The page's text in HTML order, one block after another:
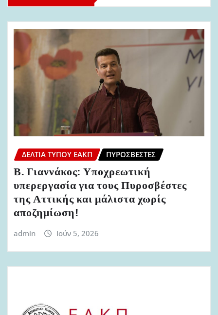
ΔΕΛΤΊΑ ΤΎΠΟΥ ΕΑΚΠ ΠΥΡΟΣΒΈΣΤΕΣ
Β. Γιαννάκος: Υποχρεωτική
υπερεργασία για τους Πυροσβέστες
της Αττικής και μάλιστα χωρίς
αποζημίωση!
admin Ιούν 5, 2026